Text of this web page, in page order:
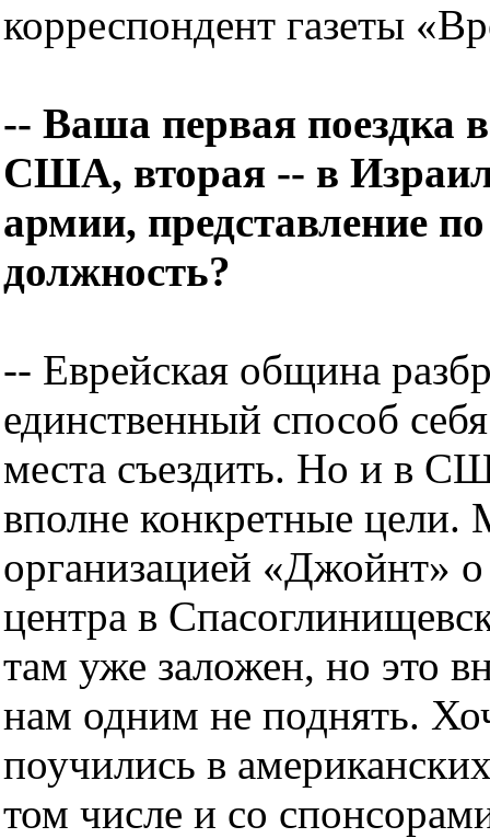
корреспондент газеты
-- Ваша первая поездка
США, вторая -- в
армии, представление
должность?
-- Еврейская община
единственный способ
места съездить. Но и в
вполне конкретные цели.
организацией «Джойнт»
центра в
там уже заложен, но это
нам одним не поднять.
поучились в
том числе и со